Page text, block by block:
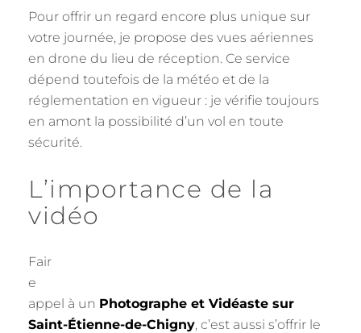
Pour offrir un regard encore plus unique sur
votre journée, je propose des vues aériennes
en drone du lieu de réception. Ce service
dépend toutefois de la météo et de la
réglementation en vigueur : je vérifie toujours
en amont la possibilité d’un vol en toute
sécurité.
L’importance de la
vidéo
Fair
e
appel à un Photographe et Vidéaste sur
Saint-Étienne-de-Chigny, c’est aussi s’offrir le